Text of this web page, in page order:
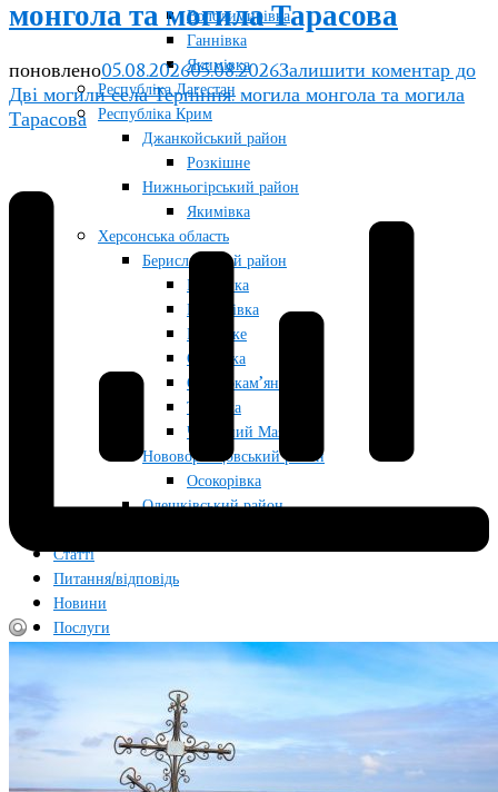
Володимирівка
Ганнівка
Якимівка
Республіка Дагестан
Республіка Крим
Джанкойський район
Розкішне
Нижньогірський район
Якимівка
Херсонська область
Бериславський район
Бургунка
Качкарівка
Козацьке
Ольгівка
Отрадокам’янка
Тягинка
Червоний Маяк
Нововоронцовський район
Осокорівка
Олешківський район
Статті
Питання/відповідь
Новини
Послуги
Краєзнавчі дослідження, історичні довідки та маршрути
Фотографії для публікацій, досліджень та архівів
Блог
монгола та могила Тарасова
поновлено05.08.202605.08.2026Залишити коментар до
Дві могили села Терпіння: могила монгола та могила
Тарасова